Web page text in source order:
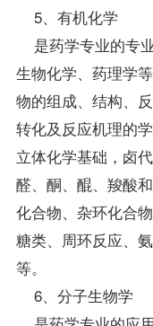
5、有机化学
是药学专业的专
生物化学、药理学
物的组成、结构、
转化及反应机理的
立体化学基础，卤
醛、酮、醌、羧酸
化合物、杂环化合
糖类、周环反应、
等。
6、分子生物学